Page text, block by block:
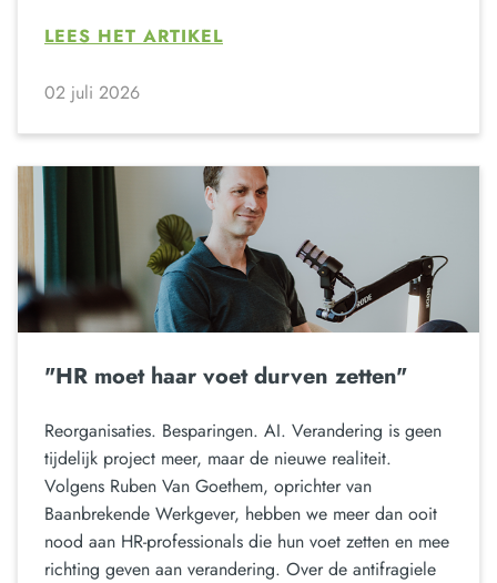
LEES HET ARTIKEL
02 juli 2026
"HR moet haar voet durven zetten"
Reorganisaties. Besparingen. AI. Verandering is geen
tijdelijk project meer, maar de nieuwe realiteit.
Volgens Ruben Van Goethem, oprichter van
Baanbrekende Werkgever, hebben we meer dan ooit
nood aan HR-professionals die hun voet zetten en mee
richting geven aan verandering. Over de antifragiele